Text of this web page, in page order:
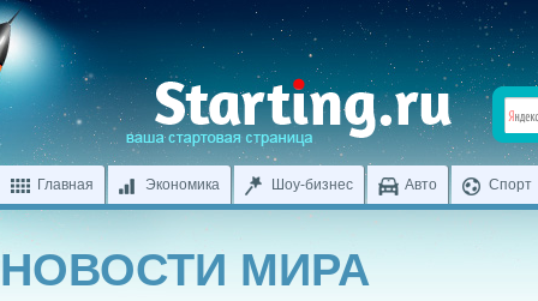
Главная Экономика Шоу-бизнес Авто Спорт
НОВОСТИ МИРА